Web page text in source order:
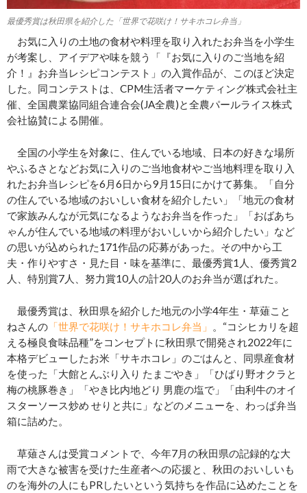
最優秀賞は秋田県を紹介した「世界で花咲け！サキホコレ弁当」
お気に入りの土地の食材や料理を取り入れたお弁当を小学生
が考案し、アイデアや味を競う「『お気に入りのご当地を紹
介！』お弁当レシピコンテスト」の入賞作品が、このほど決定
した。同コンテストは、CPM生活者マーケティング株式会社主
催、全国農業協同組合連合会(JA全農)と全農パールライス株式
会社協賛による開催。
全国の小学生を対象に、住んでいる地域、日本の好きな場所
やふるさとなどお気に入りのご当地食材やご当地料理を取り入
れたお弁当レシピを6月6日から9月15日にかけて募集。「自分
の住んでいる地域のおいしい食材を紹介したい」「地元の食材
で家族みんなが元気になるようなお弁当を作った」「おばあち
ゃんが住んでいる地域の料理がおいしいから紹介したい」など
の思いが込められた171作品の応募があった。その中から工
夫・作りやすさ・見た目・味を基準に、最優秀賞1人、優秀賞2
人、特別賞7人、努力賞10人の計20人のお弁当が選ばれた。
最優秀賞は、秋田県を紹介した地元の小学4年生・草薙こと
ねさんの 「世界で花咲け！サキホコレ弁当」
。“コシヒカリを超
える極良食味品種”をコンセプトに秋田県で開発され2022年に
本格デビューしたお米「サキホコレ」のごはんと、同県産食材
を使った「大館とんぶり入り たまごやき」「ひばり野オクラと
梅の桃豚巻き」「やき比内地どり 男鹿の塩で」「由利牛のオイ
スターソース炒め せりと共に」などのメニューを、わっぱ弁当
箱に詰めた。
草薙さんは受賞コメントで、今年7月の秋田県の記録的な大
雨で大きな被害を受けた生産者への応援と、秋田のおいしいも
のを海外の人にもPRしたいという気持ちを作品に込めたことを